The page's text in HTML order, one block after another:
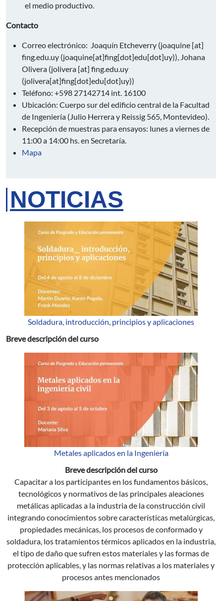
el medio productivo.
Contacto
Correo electrónico: Joaquín Etcheverry (joaquine [at]
fing.edu.uy (joaquine[at]fing[dot]edu[dot]uy)), Johana
Olivera (jolivera [at] fing.edu.uy
(jolivera[at]fing[dot]edu[dot]uy))
Teléfono: +598 27142714 int. 16100
Ubicación: Cuerpo sur del edificio central de la Facultad
de Ingeniería (Julio Herrera y Reissig 565, Montevideo).
Recepción de muestras para ensayos: lunes a viernes de
11:00 a 14:00 hs. en Secretaría.
Mapa
NOTICIAS
Soldadura, introducción, principios y aplicaciones
Breve descripción del curso
Metales aplicados en la Ingeniería
Breve descripción del curso
Capacitar a los participantes en los fundamentos básicos,
tecnológicos y normativos de las principales aleaciones
metálicas aplicadas a la industria de la construcción civil
integrando conocimientos sobre características metalúrgicas,
propiedades mecánicas, los procesos de conformado y
soldadura, los tratamientos térmicos aplicados en la industria,
el tipo de daño que sufren estos materiales y las formas de
protección aplicables, y las normas relativas a los materiales y
procesos antes mencionados